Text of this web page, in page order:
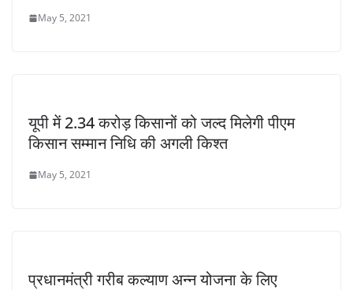
May 5, 2021
यूपी में 2.34 करोड़ किसानों को जल्द मिलेगी पीएम
किसान सम्मान निधि की अगली किश्त
May 5, 2021
प्रधानमंत्री गरीब कल्याण अन्न योजना के लिए